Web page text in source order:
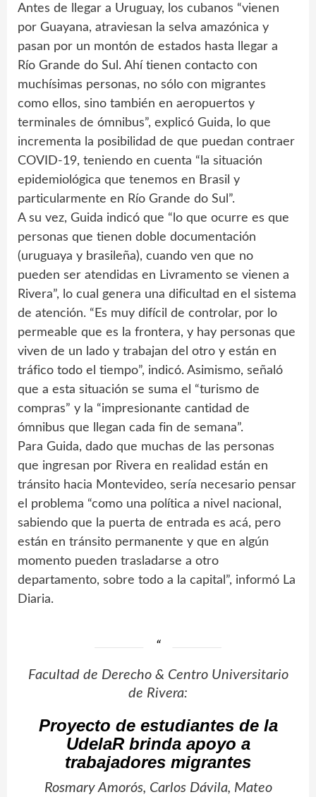
Antes de llegar a Uruguay, los cubanos “vienen
por Guayana, atraviesan la selva amazónica y
pasan por un montón de estados hasta llegar a
Río Grande do Sul. Ahí tienen contacto con
muchísimas personas, no sólo con migrantes
como ellos, sino también en aeropuertos y
terminales de ómnibus”, explicó Guida, lo que
incrementa la posibilidad de que puedan contraer
COVID-19, teniendo en cuenta “la situación
epidemiológica que tenemos en Brasil y
particularmente en Río Grande do Sul”.
A su vez, Guida indicó que “lo que ocurre es que
personas que tienen doble documentación
(uruguaya y brasileña), cuando ven que no
pueden ser atendidas en Livramento se vienen a
Rivera”, lo cual genera una dificultad en el sistema
de atención. “Es muy difícil de controlar, por lo
permeable que es la frontera, y hay personas que
viven de un lado y trabajan del otro y están en
tráfico todo el tiempo”, indicó. Asimismo, señaló
que a esta situación se suma el “turismo de
compras” y la “impresionante cantidad de
ómnibus que llegan cada fin de semana”.
Para Guida, dado que muchas de las personas
que ingresan por Rivera en realidad están en
tránsito hacia Montevideo, sería necesario pensar
el problema “como una política a nivel nacional,
sabiendo que la puerta de entrada es acá, pero
están en tránsito permanente y que en algún
momento pueden trasladarse a otro
departamento, sobre todo a la capital”, informó La
Diaria.
Facultad de Derecho & Centro Universitario
de Rivera:
Proyecto de estudiantes de la
UdelaR brinda apoyo a
trabajadores migrantes
Rosmary Amorós, Carlos Dávila, Mateo